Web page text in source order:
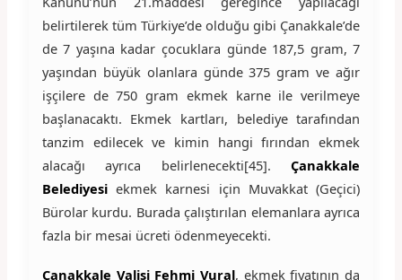
belirtilerek tüm Türkiye’de olduğu gibi Çanakkale’de
de 7 yaşına kadar çocuklara günde 187,5 gram, 7
yaşından büyük olanlara günde 375 gram ve ağır
işçilere de 750 gram ekmek karne ile verilmeye
başlanacaktı. Ekmek kartları, belediye tarafından
tanzim edilecek ve kimin hangi fırından ekmek
alacağı ayrıca belirlenecekti[45].Çanakkale
Belediyesiekmek karnesi için Muvakkat (Geçici)
Bürolar kurdu. Burada çalıştırılan elemanlara ayrıca
fazla bir mesai ücreti ödenmeyecekti.
Çanakkale Valisi Fehmi Vural, ekmek fiyatının da